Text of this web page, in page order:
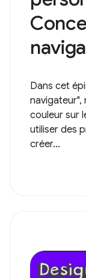
Dans cet
navigateur",
couleur sur
utiliser des
créer...